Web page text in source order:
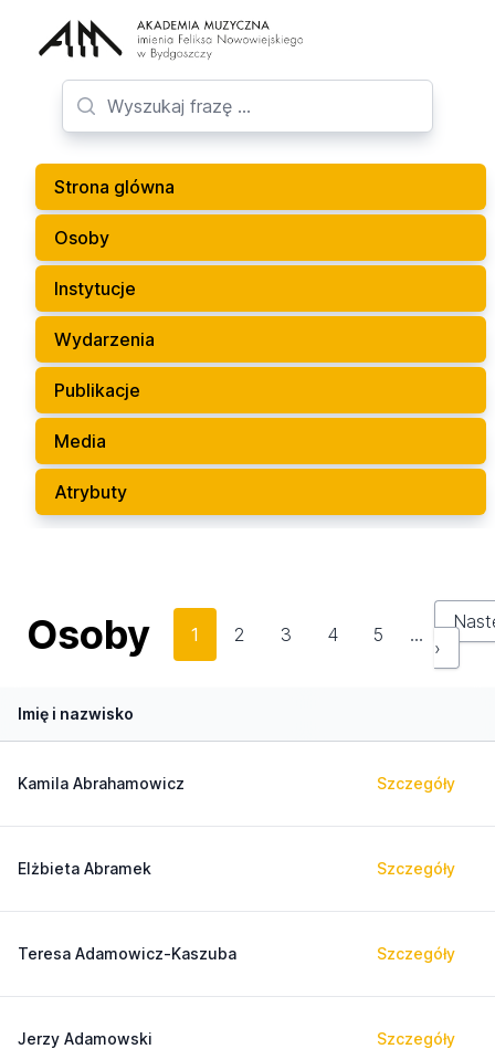
Strona glówna
Osoby
Instytucje
Wydarzenia
Publikacje
Media
Atrybuty
Osoby 1 2 3 4 5 …
›
Imię i nazwisko
Kamila Abrahamowicz Szczegóły
Elżbieta Abramek Szczegóły
Teresa Adamowicz-Kaszuba Szczegóły
Jerzy Adamowski Szczegóły